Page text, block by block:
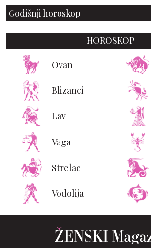
Godišnji horoskop
HOROSKOP
Ovan
Blizanci
Lav
Vaga
Strelac
Vodolija